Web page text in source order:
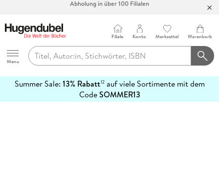
Hugendubel
Menu
Filiale Konto Merkzettel Warenkorb
Summer Sale: 13% Rabatt12auf viele Sortimente mit dem
CodeSOMMER13
erfahren